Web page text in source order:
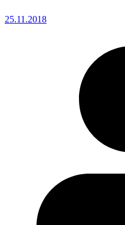
25.11.2018